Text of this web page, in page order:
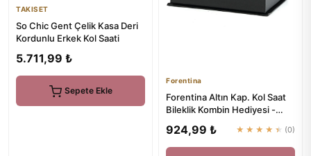
TAKISET
So Chic Gent Çelik Kasa Deri
Kordunlu Erkek Kol Saati
5.711,99 ₺
Sepete Ekle
Forentina
Forentina Altın Kap. Kol Saat
Bileklik Kombin Hediyesi -
924,99 ₺ ★★★★★ (0)